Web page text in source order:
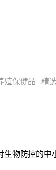
殖保健品
精
生物防控的中